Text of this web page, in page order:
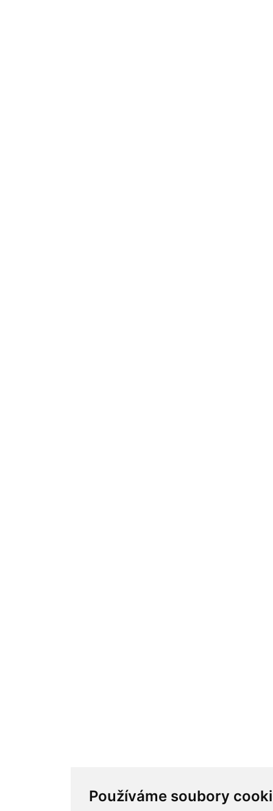
Používáme soubory